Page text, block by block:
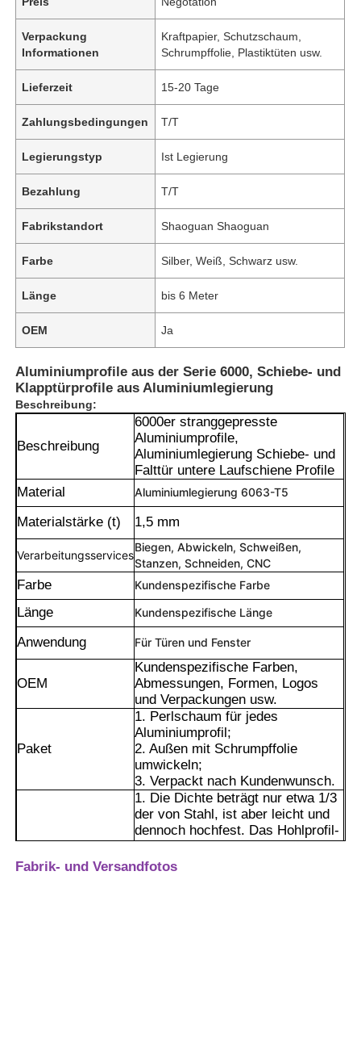
Verpackung
Informationen
Kraftpapier, Schutzschaum,
Schrumpffolie, Plastiktüten usw.
Lieferzeit 15-20 Tage
Zahlungsbedingungen T/T
Legierungstyp Ist Legierung
Bezahlung T/T
Fabrikstandort Shaoguan Shaoguan
Farbe Silber, Weiß, Schwarz usw.
Länge bis 6 Meter
OEM Ja
Aluminiumprofile aus der Serie 6000, Schiebe- und
Klapptürprofile aus Aluminiumlegierung
Beschreibung:
Beschreibung
6000er stranggepresste
Aluminiumprofile,
Aluminiumlegierung Schiebe- und
Falttür untere Laufschiene Profile
Material
Aluminiumlegierung 6063-T5
Materialstärke (t) 1,5 mm
Verarbeitungsservices
Biegen, Abwickeln, Schweißen,
Stanzen, Schneiden, CNC
Farbe Kundenspezifische Farbe
Länge Kundenspezifische Länge
Anwendung Für Türen und Fenster
OEM
Kundenspezifische Farben,
Abmessungen, Formen, Logos
und Verpackungen usw.
Paket
1. Perlschaum für jedes
Aluminiumprofil;
2. Außen mit Schrumpffolie
umwickeln;
3. Verpackt nach Kundenwunsch.
1. Die Dichte beträgt nur etwa 1/3
der von Stahl, ist aber leicht und
dennoch hochfest. Das Hohlprofil-
Design verbessert die
Biegefestigkeit weiter und eignet
Fabrik- und Versandfotos